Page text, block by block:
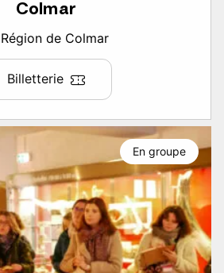
Colmar
Région de Colmar
Billetterie
En groupe